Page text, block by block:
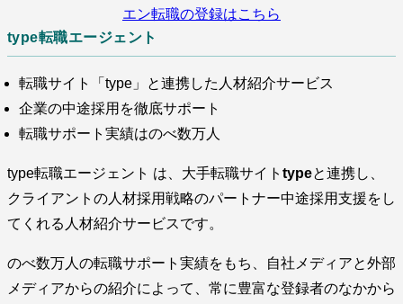
エン転職の登録はこちら
type転職エージェント
転職サイト「type」と連携した人材紹介サービス
企業の中途採用を徹底サポート
転職サポート実績はのべ数万人
type転職エージェント は、大手転職サイト typeと連携し、
クライアントの人材採用戦略のパートナー中途採用支援をし
てくれる人材紹介サービスです。
のべ数万人の転職サポート実績をもち、自社メディアと外部
メディアからの紹介によって、常に豊富な登録者のなかから